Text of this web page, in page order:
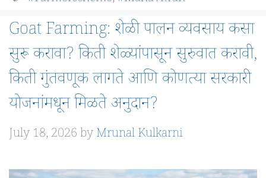
Goat Farming: शेळी पालन व्यवसाय कसा
सुरू करावा? किती शेळ्यांपासून सुरुवात करावी,
किती गुंतवणूक लागते आणि कोणत्या सरकारी
योजनांमधून मिळते अनुदान?
July 18, 2026byMrunal Kulkarni